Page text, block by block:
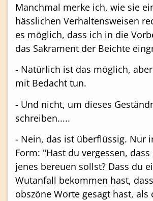
Manchmal merke ich, wie sie
hässlichen Verhaltensweisen
es möglich, dass ich in die
das Sakrament der Beichte
- Natürlich ist das möglich,
mit Bedacht tun.
- Und nicht, um dieses
schreiben.....
- Nein, das ist überflüssig. Nur
Form: "Hast du vergessen,
jenes bereuen sollst? Dass du
Wutanfall bekommen hast,
obszöne Worte gesagt hast, als